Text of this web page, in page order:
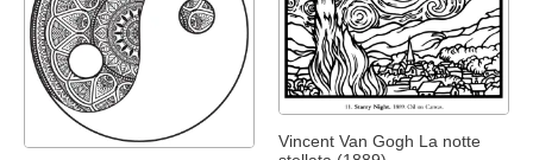
Vincent Van Gogh La notte